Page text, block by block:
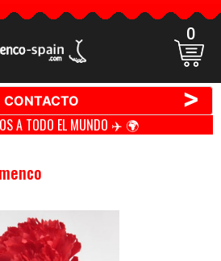
0
CONTACTO >
A TODO EL MUNDO ✈️ 🌍